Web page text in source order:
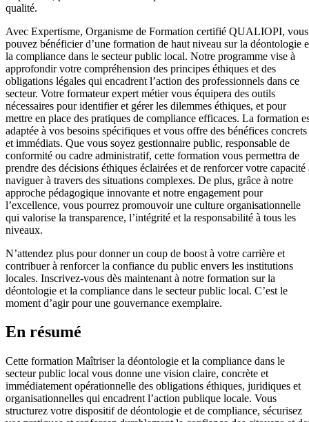
qualité.
Avec Expertisme, Organisme de Formation certifié QUALIOPI, vous
pouvez bénéficier d’une formation de haut niveau sur la déontologie
la compliance dans le secteur public local. Notre programme vise à
approfondir votre compréhension des principes éthiques et des
obligations légales qui encadrent l’action des professionnels dans ce
secteur. Votre formateur expert métier vous équipera des outils
nécessaires pour identifier et gérer les dilemmes éthiques, et pour
mettre en place des pratiques de compliance efficaces. La formation
adaptée à vos besoins spécifiques et vous offre des bénéfices concrets
et immédiats. Que vous soyez gestionnaire public, responsable de
conformité ou cadre administratif, cette formation vous permettra de
prendre des décisions éthiques éclairées et de renforcer votre capacité
naviguer à travers des situations complexes. De plus, grâce à notre
approche pédagogique innovante et notre engagement pour
l’excellence, vous pourrez promouvoir une culture organisationnelle
qui valorise la transparence, l’intégrité et la responsabilité à tous les
niveaux.
N’attendez plus pour donner un coup de boost à votre carrière et
contribuer à renforcer la confiance du public envers les institutions
locales. Inscrivez-vous dès maintenant à notre formation sur la
déontologie et la compliance dans le secteur public local. C’est le
moment d’agir pour une gouvernance exemplaire.
En résumé
Cette formation Maîtriser la déontologie et la compliance dans le
secteur public local vous donne une vision claire, concrète et
immédiatement opérationnelle des obligations éthiques, juridiques et
organisationnelles qui encadrent l’action publique locale. Vous
structurez votre dispositif de déontologie et de compliance, sécurisez